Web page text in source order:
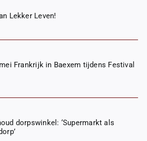
Lekker Leven!
Frankrijk in Baexem tijdens Festival
dorpswinkel: ‘Supermarkt als